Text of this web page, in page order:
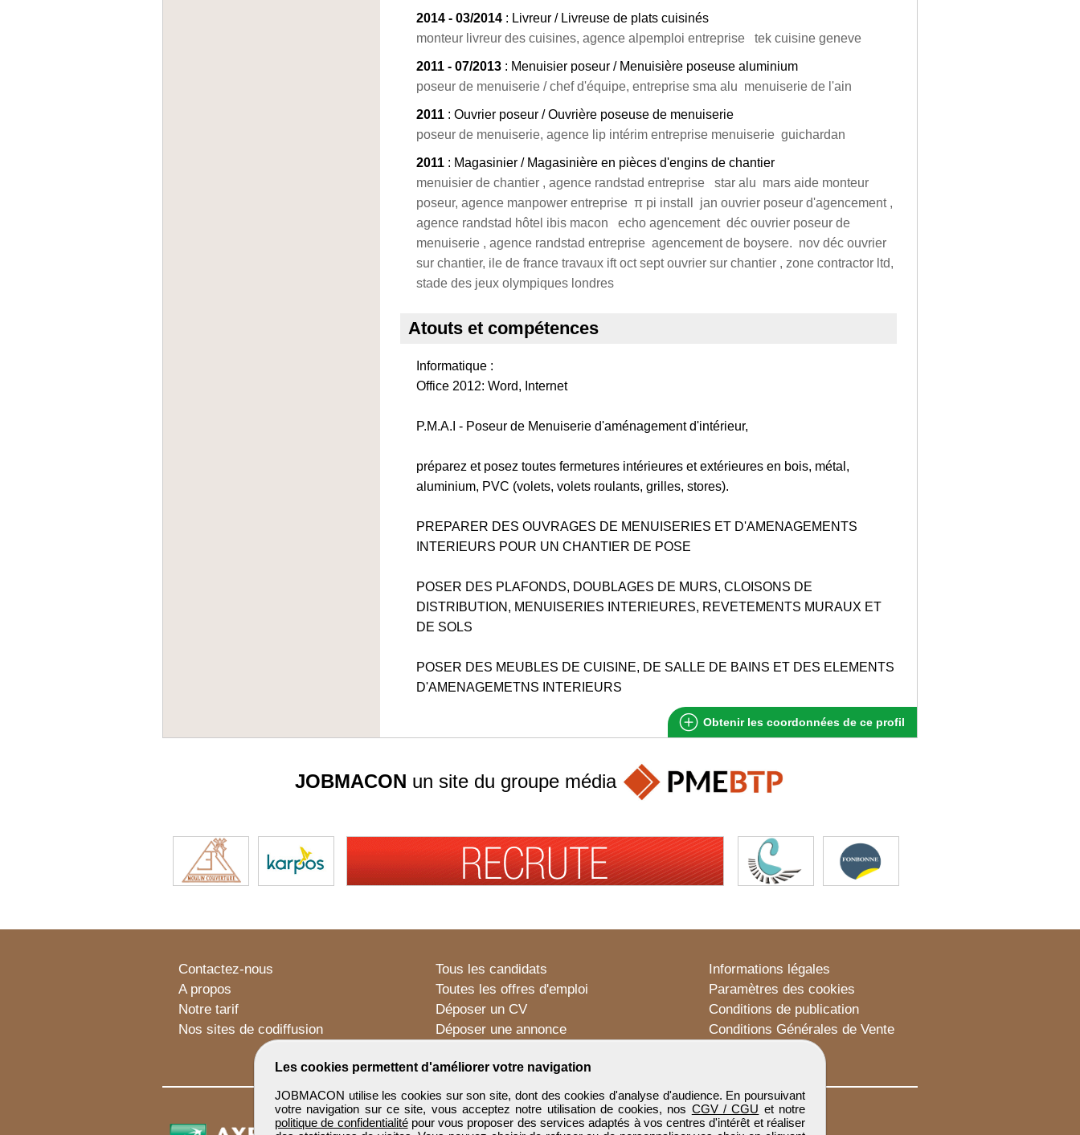
2014 - 03/2014 : Livreur / Livreuse de plats cuisinés
monteur livreur des cuisines, agence alpemploi entreprise tek cuisine geneve
2011 - 07/2013 : Menuisier poseur / Menuisière poseuse aluminium
poseur de menuiserie / chef d'équipe, entreprise sma alu menuiserie de l'ain
2011 : Ouvrier poseur / Ouvrière poseuse de menuiserie
poseur de menuiserie, agence lip intérim entreprise menuiserie guichardan
2011 : Magasinier / Magasinière en pièces d'engins de chantier
menuisier de chantier , agence randstad entreprise star alu mars aide monteur
poseur, agence manpower entreprise π pi install jan ouvrier poseur d'agencement ,
agence randstad hôtel ibis macon echo agencement déc ouvrier poseur de
menuiserie , agence randstad entreprise agencement de boysere. nov déc ouvrier
sur chantier, ile de france travaux ift oct sept ouvrier sur chantier , zone contractor ltd,
stade des jeux olympiques londres
Atouts et compétences
Informatique :
Office 2012: Word, Internet
P.M.A.I - Poseur de Menuiserie d'aménagement d'intérieur,
préparez et posez toutes fermetures intérieures et extérieures en bois, métal,
aluminium, PVC (volets, volets roulants, grilles, stores).
PREPARER DES OUVRAGES DE MENUISERIES ET D'AMENAGEMENTS
INTERIEURS POUR UN CHANTIER DE POSE
POSER DES PLAFONDS, DOUBLAGES DE MURS, CLOISONS DE
DISTRIBUTION, MENUISERIES INTERIEURES, REVETEMENTS MURAUX ET
DE SOLS
POSER DES MEUBLES DE CUISINE, DE SALLE DE BAINS ET DES ELEMENTS
D'AMENAGEMETNS INTERIEURS
Obtenir les coordonnées de ce profil
Les cookies permettent d'améliorer votre navigation
JOBMACON utilise les cookies sur son site, dont des cookies d'analyse d'audience. En poursuivant
votre navigation sur ce site, vous acceptez notre utilisation de cookies, nos CGV / CGU et notre
politique de confidentialitépour vous proposer des services adaptés à vos centres d'intérêt et réaliser
JOBMACON un site du groupe média
Contactez-nous
A propos
Notre tarif
Nos sites de codiffusion
Tous les candidats
Toutes les offres d'emploi
Déposer un CV
Déposer une annonce
Informations légales
Paramètres des cookies
Conditions de publication
Conditions Générales de Vente